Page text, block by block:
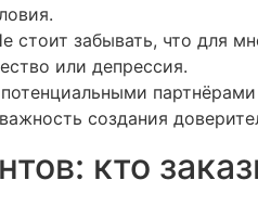
стоит забывать, что для
или депрессия.
создания
кто